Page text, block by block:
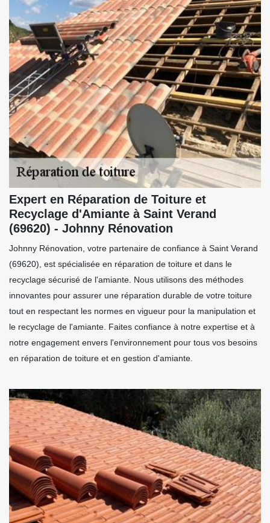
Expert en Réparation de Toiture et
Recyclage d'Amiante à Saint Verand
(69620) - Johnny Rénovation
Johnny Rénovation, votre partenaire de confiance à Saint Verand
(69620), est spécialisée en réparation de toiture et dans le
recyclage sécurisé de l'amiante. Nous utilisons des méthodes
innovantes pour assurer une réparation durable de votre toiture
tout en respectant les normes en vigueur pour la manipulation et
le recyclage de l'amiante. Faites confiance à notre expertise et à
notre engagement envers l'environnement pour tous vos besoins
en réparation de toiture et en gestion d'amiante.